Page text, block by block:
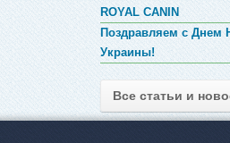
ROYAL CANIN
Поздравляем с Днем
Украины!
Все статьи и